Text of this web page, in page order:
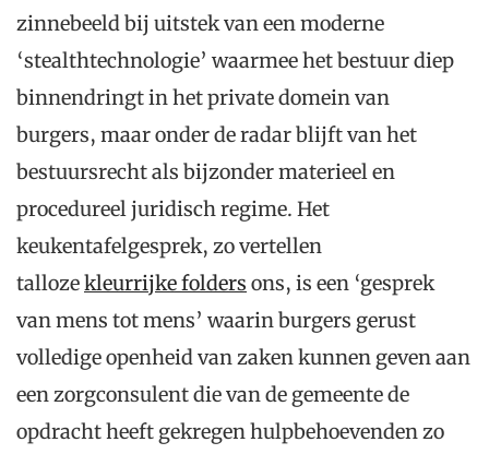
zinnebeeld bij uitstek van een moderne
‘stealthtechnologie’ waarmee het bestuur diep
binnendringt in het private domein van
burgers, maar onder de radar blijft van het
bestuursrecht als bijzonder materieel en
procedureel juridisch regime. Het
keukentafelgesprek, zo vertellen
tallozekleurrijke folders ons, is een ‘gesprek
van mens tot mens’ waarin burgers gerust
volledige openheid van zaken kunnen geven aan
een zorgconsulent die van de gemeente de
opdracht heeft gekregen hulpbehoevenden zo